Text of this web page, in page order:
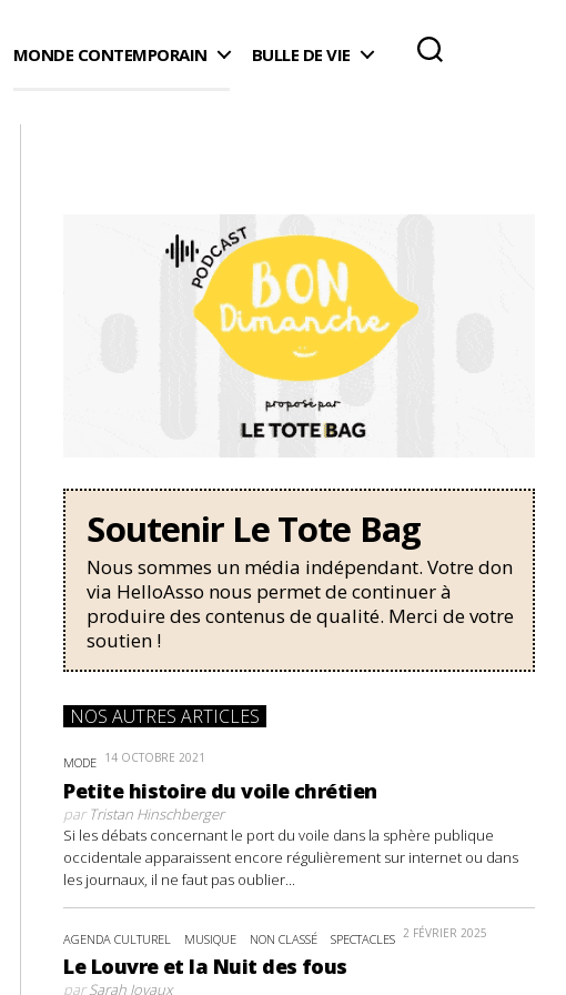
MONDE CONTEMPORAIN BULLE DE VIE
Soutenir Le Tote Bag
Nous sommes un média indépendant. Votre don
via HelloAsso nous permet de continuer à
produire des contenus de qualité. Merci de votre
soutien !
NOS AUTRES ARTICLES
MODE 14 OCTOBRE 2021
Petite histoire du voile chrétien
parTristan Hinschberger
Si les débats concernant le port du voile dans la sphère publique
occidentale apparaissent encore régulièrement sur internet ou dans
les journaux, il ne faut pas oublier...
AGENDA CULTUREL MUSIQUE NON CLASSÉ SPECTACLES 2 FÉVRIER 2025
Le Louvre et la Nuit des fous
parSarah Joyaux